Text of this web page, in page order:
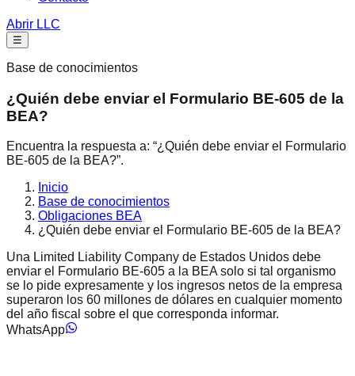
Abrir LLC
☰
Base de conocimientos
¿Quién debe enviar el Formulario BE-605 de la
BEA?
Encuentra la respuesta a: “¿Quién debe enviar el Formulario
BE-605 de la BEA?”.
Inicio
Base de conocimientos
Obligaciones BEA
¿Quién debe enviar el Formulario BE-605 de la BEA?
Una Limited Liability Company de Estados Unidos debe
enviar el Formulario BE-605 a la BEA solo si tal organismo
se lo pide expresamente y los ingresos netos de la empresa
superaron los 60 millones de dólares en cualquier momento
del año fiscal sobre el que corresponda informar.
WhatsApp